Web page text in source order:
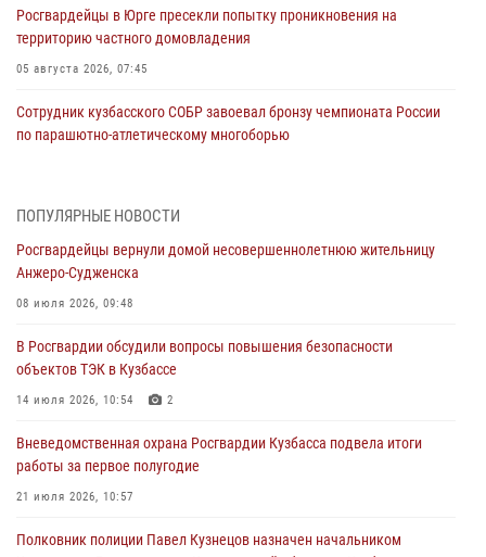
Росгвардейцы в Юрге пресекли попытку проникновения на
территорию частного домовладения
05 августа 2026, 07:45
Сотрудник кузбасского СОБР завоевал бронзу чемпионата России
по парашютно-атлетическому многоборью
Кузбассовцы высоко оценили качество предоставления
04 августа 2026, 09:42
Росгвардейцы помогли разыскать троих юных путешественников из
04 августа 2026, 08:42
Росгвардейцы задержали нарушителя общественного порядка в
04 августа 2026, 07:41
Кемеровские росгвардейцы пресекли попытку хищения товара
04 августа 2026, 06:32
ПОПУЛЯРНЫЕ НОВОСТИ
Росгвардейцы вернули домой несовершеннолетнюю жительницу
Анжеро-Судженска
08 июля 2026, 09:48
В Росгвардии обсудили вопросы повышения безопасности
объектов ТЭК в Кузбассе
14 июля 2026, 10:54 2
Вневедомственная охрана Росгвардии Кузбасса подвела итоги
работы за первое полугодие
21 июля 2026, 10:57
Полковник полиции Павел Кузнецов назначен начальником